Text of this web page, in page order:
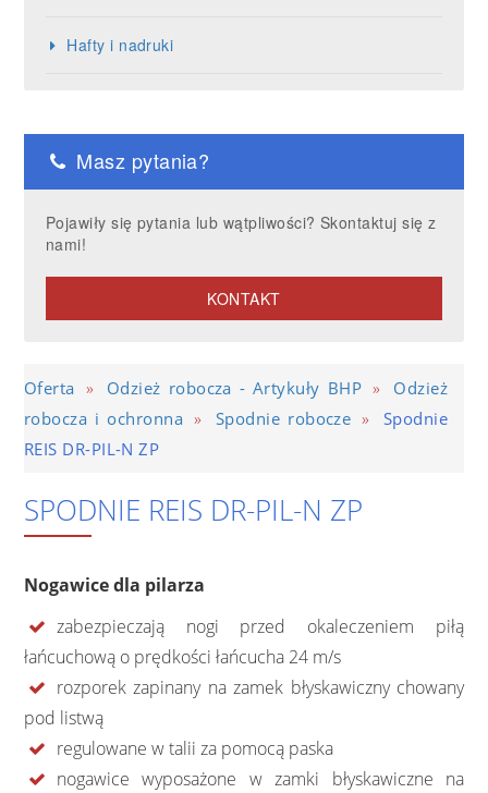
Hafty i nadruki
Masz pytania?
Pojawiły się pytania lub wątpliwości? Skontaktuj się z
nami!
KONTAKT
Oferta » Odzież robocza - Artykuły BHP »
Odzież
robocza i ochronna » Spodnie robocze »
Spodnie
REIS DR-PIL-N ZP
SPODNIE REIS DR-PIL-N ZP
Nogawice dla pilarza
zabezpieczają nogi przed okaleczeniem piłą
łańcuchową o prędkości łańcucha 24 m/s
rozporek zapinany na zamek błyskawiczny chowany
pod listwą
regulowane w talii za pomocą paska
nogawice wyposażone w zamki błyskawiczne na